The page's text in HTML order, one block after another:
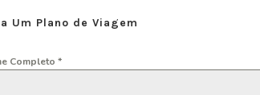
Um Plano de Viagem
Completo *